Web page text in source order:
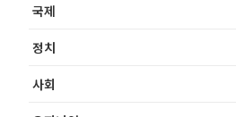
국제
정치
사회